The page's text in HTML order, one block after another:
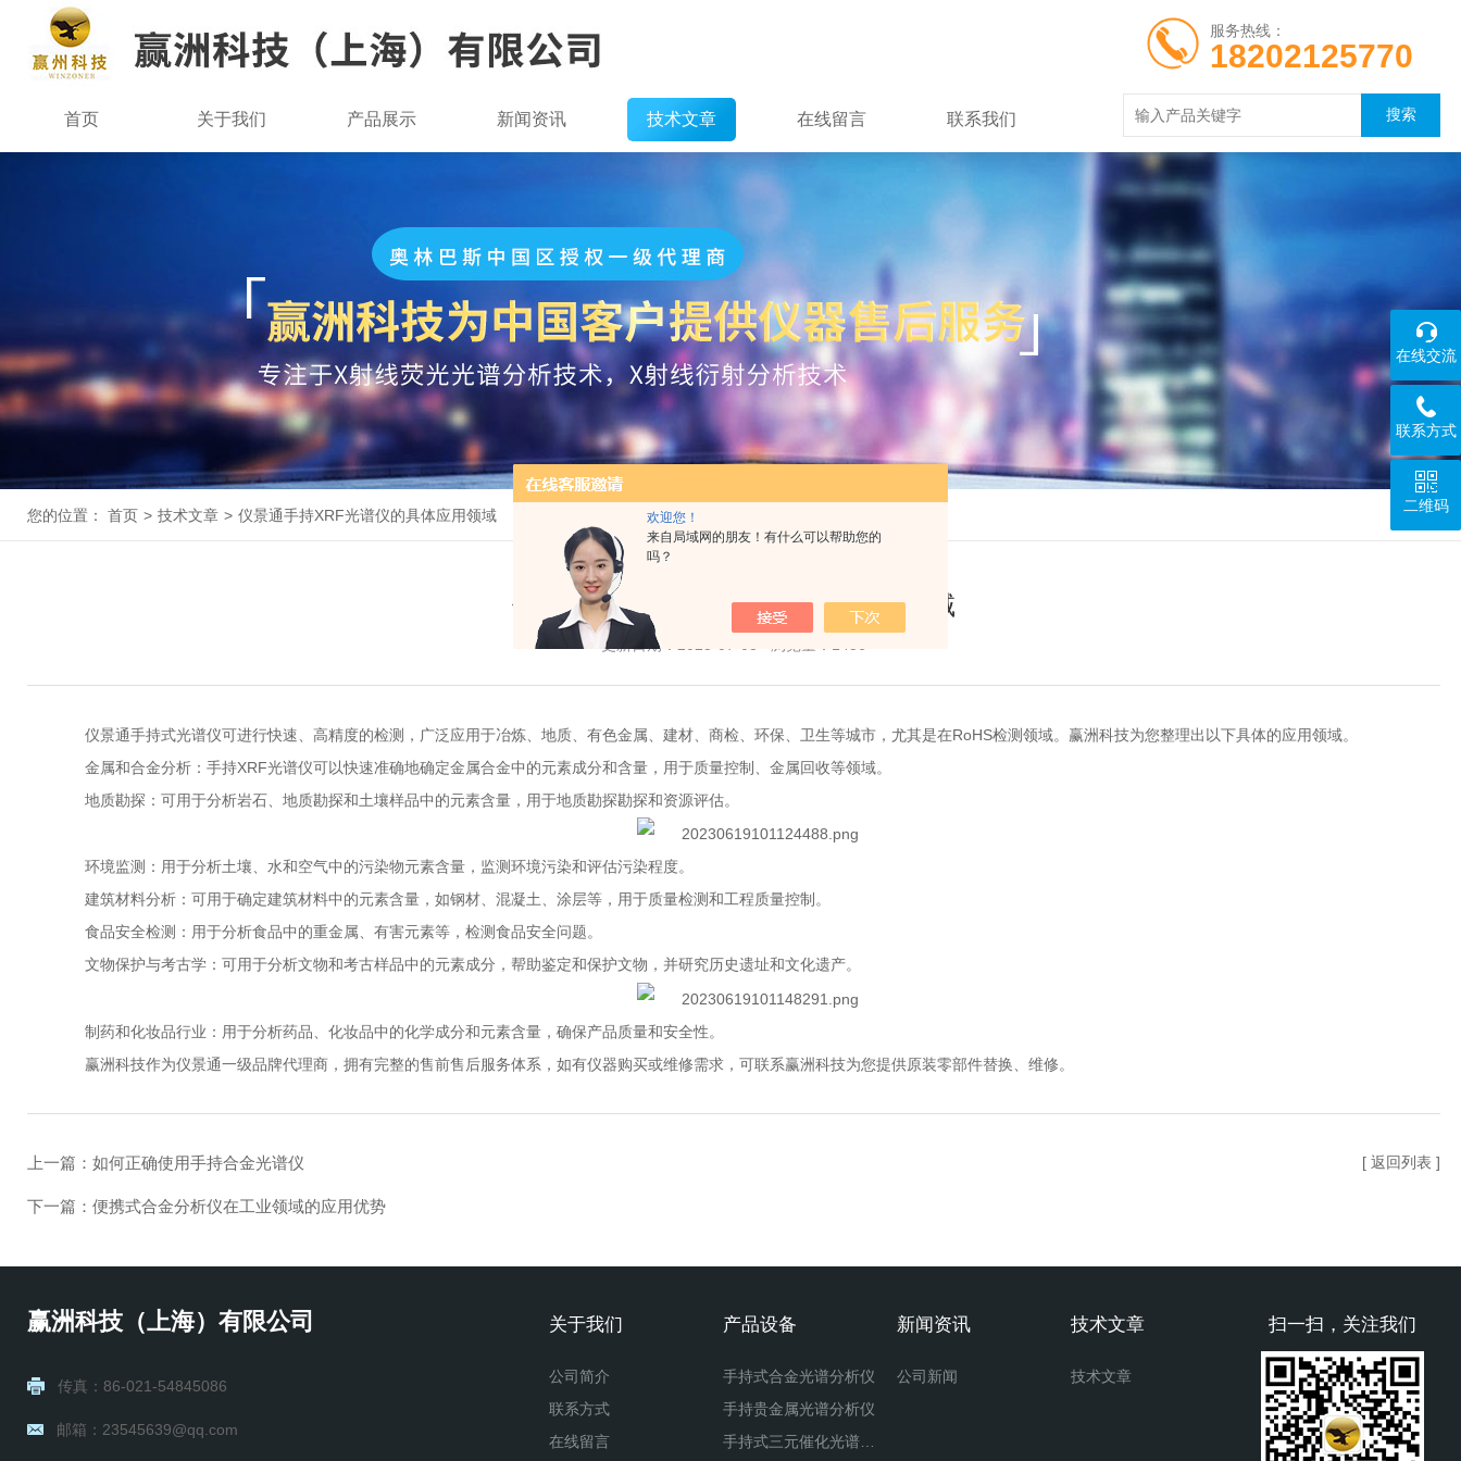
欢迎您！
来自局域网的朋友！有什么可以帮助您的
吗？
服务热线：
18202125770
首页 关于我们 产品展示 新闻资讯 技术文章 在线留言 联系我们
您的位置： 首页 > 技术文章 > 仪景通手持XRF光谱仪的具体应用领域
仪景通手持XRF光谱仪的具体应用领域
更新日期：2023-07-03 浏览量：1456
仪景通手持式光谱仪可进行快速、高精度的检测，广泛应用于冶炼、地质、有色金属、建材、商检、环保、卫生等城市，尤其是在RoHS检测领域。赢洲科技为您整理出以下具体的应用领域。
金属和合金分析：手持XRF光谱仪可以快速准确地确定金属合金中的元素成分和含量，用于质量控制、金属回收等领域。
地质勘探：可用于分析岩石、地质勘探和土壤样品中的元素含量，用于地质勘探勘探和资源评估。
环境监测：用于分析土壤、水和空气中的污染物元素含量，监测环境污染和评估污染程度。
建筑材料分析：可用于确定建筑材料中的元素含量，如钢材、混凝土、涂层等，用于质量检测和工程质量控制。
食品安全检测：用于分析食品中的重金属、有害元素等，检测食品安全问题。
文物保护与考古学：可用于分析文物和考古样品中的元素成分，帮助鉴定和保护文物，并研究历史遗址和文化遗产。
制药和化妆品行业：用于分析药品、化妆品中的化学成分和元素含量，确保产品质量和安全性。
赢洲科技作为仪景通一级品牌代理商，拥有完整的售前售后服务体系，如有仪器购买或维修需求，可联系赢洲科技为您提供原装零部件替换、维修。
上一篇： 如何正确使用手持合金光谱仪
下一篇： 便携式合金分析仪在工业领域的应用优势
[ 返回列表 ]
赢洲科技（上海）有限公司
传真：86-021-54845086
邮箱：23545639@qq.com
扫一扫，关注我们
关于我们
公司简介
联系方式
在线留言
产品设备
手持式合金光谱分析仪
手持贵金属光谱分析仪
新闻资讯
公司新闻
技术文章
技术文章
在线交流
联系方式
二维码